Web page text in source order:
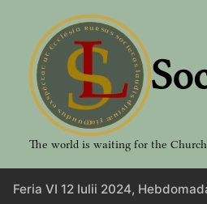
contenu
The world is waiting for the
Feria VI 12 Iulii 2024,